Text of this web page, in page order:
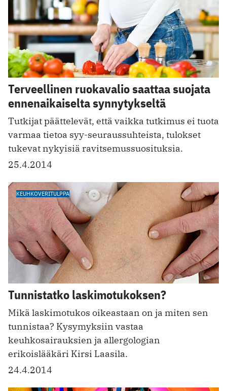
Terveellinen ruokavalio saattaa suojata
ennenaikaiselta synnytykseltä
Tutkijat päättelevät, että vaikka tutkimus ei tuota
varmaa tietoa syy-­seuraussuhteista, tulokset
tukevat nykyisiä ravitsemussuosituksia.
25.4.2014
KEUHKOVERITULPPA
Tunnistatko laskimotukoksen?
Mikä laskimotukos oikeastaan on ja miten sen
tunnistaa? Kysymyksiin vastaa
keuhkosairauksien ja allergologian
erikoislääkäri Kirsi Laasila.
24.4.2014